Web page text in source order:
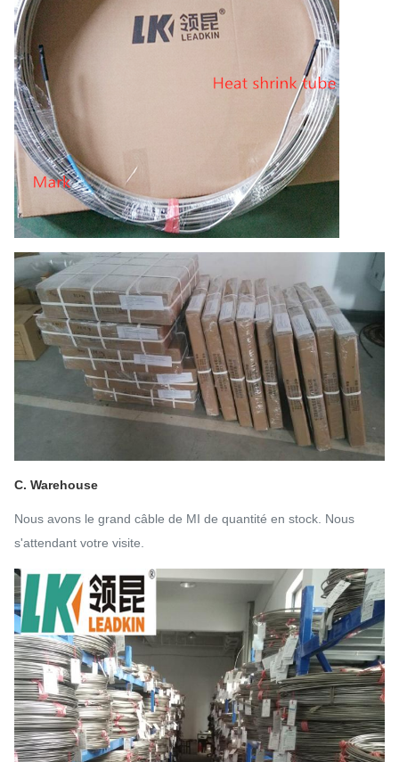
C. Warehouse
Nous avons le grand câble de MI de quantité en stock. Nous
s'attendant votre visite.